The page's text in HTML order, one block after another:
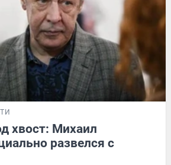
хвост: Михаил
развелся с